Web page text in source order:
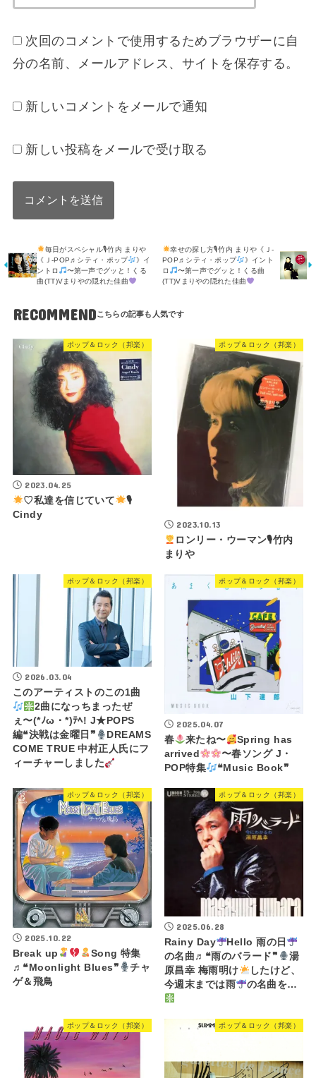
次回のコメントで使用するためブラウザーに自
分の名前、メールアドレス、サイトを保存する。
新しいコメントをメールで通知
新しい投稿をメールで受け取る
毎日がスペシャル🎙竹内 まりや
《Ｊ-POP♬シティ・ポップ
》イ
ントロ
〜第一声でグッと！くる
曲(TT)Vまりやの隠れた佳曲
幸せの探し方🎙竹内 まりや《Ｊ-
POP♬シティ・ポップ
》イント
ロ
〜第一声でグッと！くる曲
(TT)Vまりやの隠れた佳曲
RECOMMEND
ポップ＆ロック（邦楽）
2023.04.25
♡私達を信じていて
🎙
Cindy
ポップ＆ロック（邦楽）
2023.10.13
ロンリー・ウーマン🎙竹内
まりや
ポップ＆ロック（邦楽）
2026.03.04
このアーティストのこの1曲
2曲になっちまったぜ
ぇ〜(*ﾉω・*)ﾃﾍ! J★POPS
編❝決戦は金曜日❞
DREAMS
COME TRUE 中村正人氏にフ
ィーチャーしました
ポップ＆ロック（邦楽）
2025.04.07
春
来たね〜
Spring has
arrived
〜春ソング J・
POP特集
❝Music Book❞
ポップ＆ロック（邦楽）
2025.10.22
Break up
Song 特集
♬❝Moonlight Blues❞
チャ
ゲ＆飛鳥
ポップ＆ロック（邦楽）
2025.06.28
Rainy Day
Hello 雨の日
の名曲♬❝雨のバラード❞
湯
原昌幸 梅雨明け
したけど、
今週末までは雨
の名曲を…
ポップ＆ロック（邦楽） ポップ＆ロック（邦楽）